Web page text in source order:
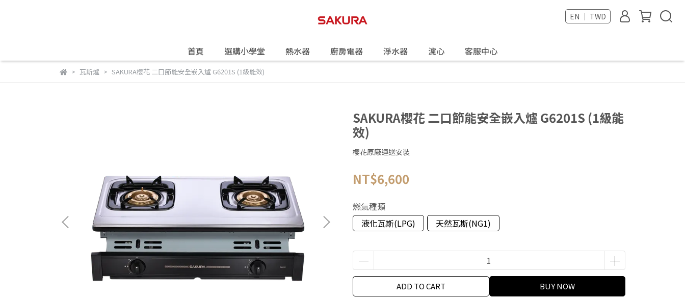
EN ｜ TWD
首頁 選購小學堂 熱水器 廚房電器 淨水器 濾心 客服中心
瓦斯爐 SAKURA櫻花 二口節能安全嵌入爐 G6201S (1級能效)
SAKURA櫻花 二口節能安全嵌入爐 G6201S (1級能
效)
櫻花原廠運送安裝
NT$6,600
燃氣種類
液化瓦斯(LPG)
天然瓦斯(NG1)
ADD TO CART BUY NOW